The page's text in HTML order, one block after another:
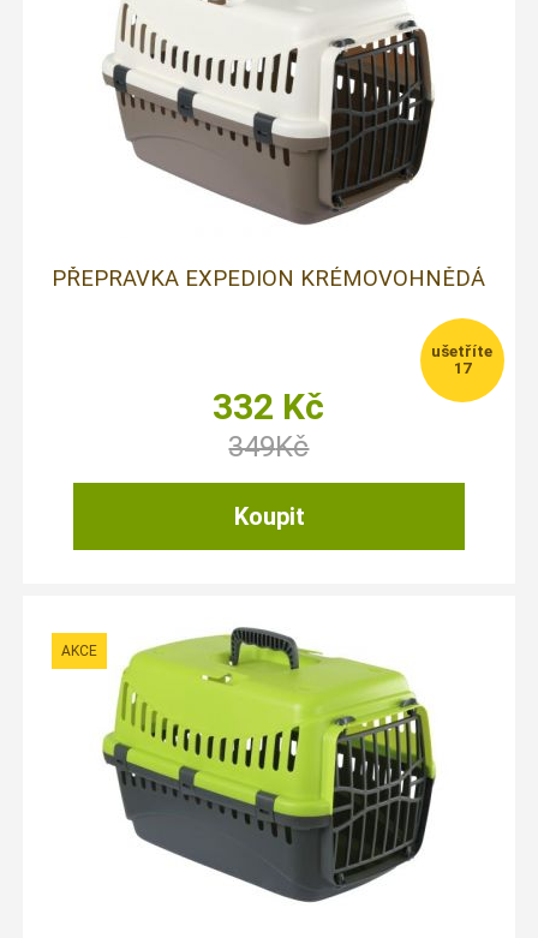
PŘEPRAVKA EXPEDION KRÉMOVOHNĚDÁ
332 Kč
17
349Kč